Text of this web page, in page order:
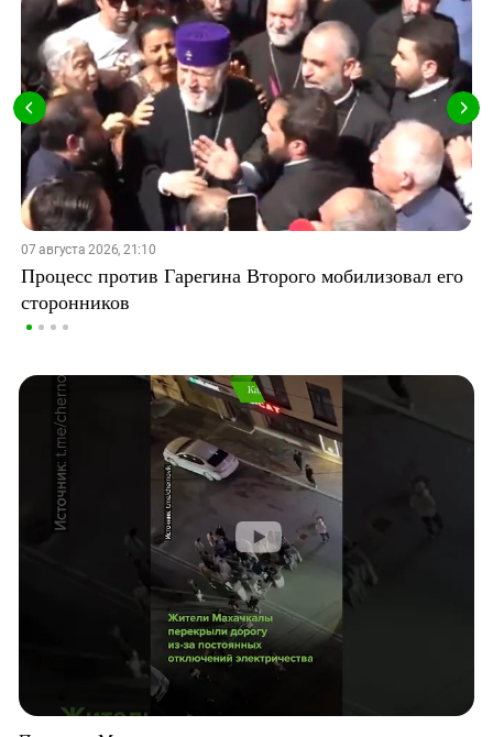
07 августа 2026, 21:10
Процесс против Гарегина Второго мобилизовал его
сторонников